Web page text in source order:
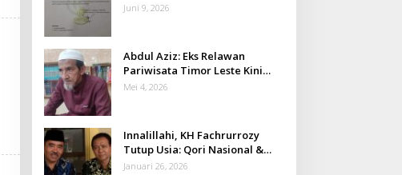
Juni 9, 2026
Abdul Aziz: Eks Relawan
Pariwisata Timor Leste Kini
Takmir Kalisat
Mei 4, 2026
Innalillahi, KH Fachrurrozy
Tutup Usia: Qori Nasional &
Mantan Kadis Kemenag yang
Januari 26, 2026